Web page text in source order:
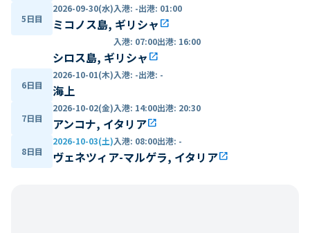
5日目
2026-09-30(水)入港: -出港: 01:00
ミコノス島, ギリシャ open_in_new
入港: 07:00出港: 16:00
シロス島, ギリシャ open_in_new
6日目
2026-10-01(木)入港: -出港: -
海上
7日目
2026-10-02(金)入港: 14:00出港: 20:30
アンコナ, イタリアopen_in_new
8日目
2026-10-03(土)入港: 08:00出港: -
ヴェネツィア-マルゲラ, イタリアopen_in_new